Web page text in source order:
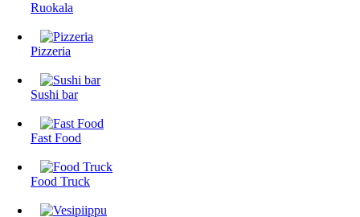
Ruokala
Pizzeria
Sushi bar
Fast Food
Food Truck